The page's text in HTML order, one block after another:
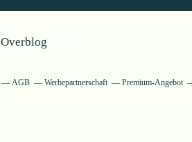
Overblog
AGB Werbepartnerschaft Premium-Angebot